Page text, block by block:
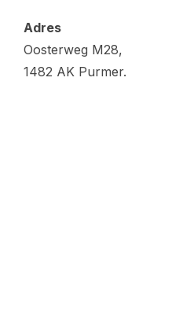
Adres
Oosterweg M28,
1482 AK Purmer.